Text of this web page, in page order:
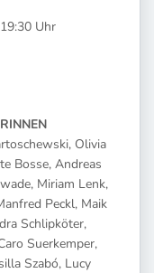
Uhr
Olivia
Bosse, Andreas
Miriam Lenk,
Peckl, Maik
Schlipköter,
Suerkemper,
Szabó, Lucy